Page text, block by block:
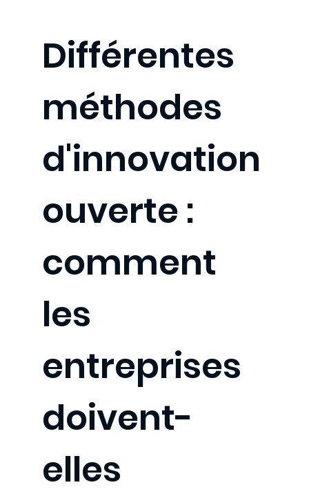
Différentes
méthodes
d'innovation
ouverte :
comment
les
entreprises
doivent-
elles